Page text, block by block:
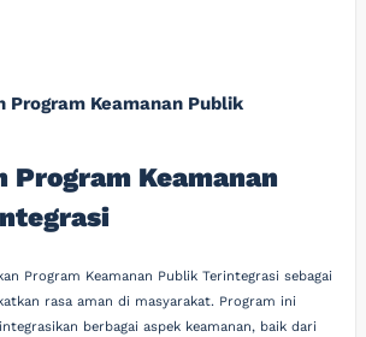
Program Keamanan Publik
Program Keamanan
Program Keamanan Publik Terintegrasi sebagai
rasa aman di masyarakat. Program ini
berbagai aspek keamanan, baik dari